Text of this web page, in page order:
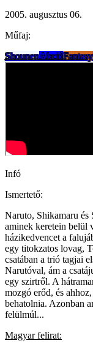
2005. augusztus 06.
Műfaj:
ShounenAkcióFantasy
Infó
Ismertető:
Naruto, Shikamaru és
aminek keretein belül
házikedvencet a
egy titokzatos lovag,
csatában a trió tagjai
Narutóval, ám a
egy szirtről. A
mozgó erőd, és
behatolnia. Azonban
felülmúl...
Magyar felirat: